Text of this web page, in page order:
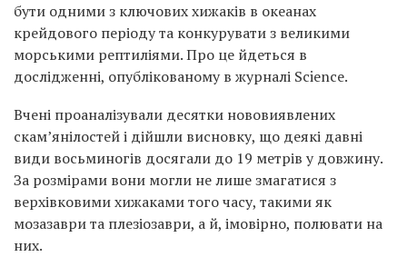
бути одними з ключових хижаків в океанах
крейдового періоду та конкурувати з великими
морськими рептиліями. Про це йдеться в
дослідженні, опублікованому в журналі Science.
Вчені проаналізували десятки нововиявлених
скам’янілостей і дійшли висновку, що деякі давні
види восьминогів досягали до 19 метрів у довжину.
За розмірами вони могли не лише змагатися з
верхівковими хижаками того часу, такими як
мозазаври та плезіозаври, а й, імовірно, полювати на
них.